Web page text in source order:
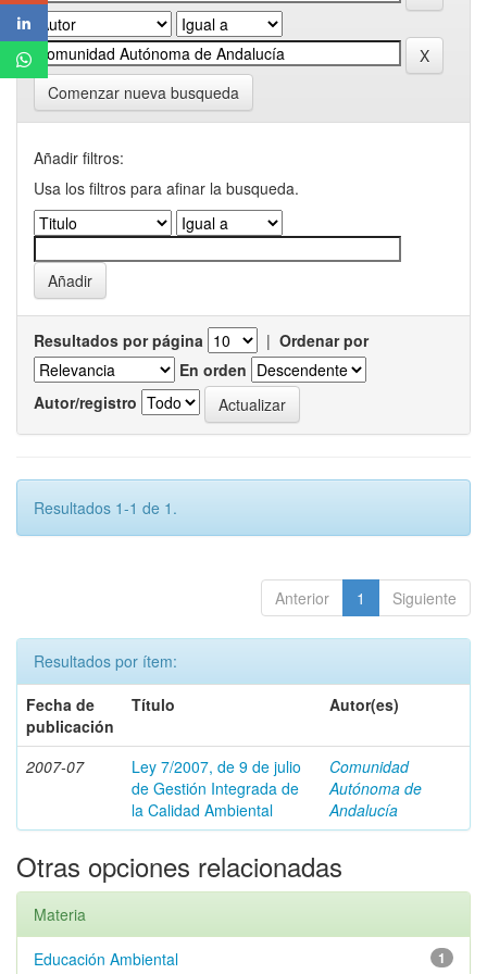
Comenzar nueva busqueda
Añadir filtros:
Usa los filtros para afinar la busqueda.
Resultados por página | Ordenar por
En orden
Autor/registro
Resultados 1-1 de 1.
Anterior 1 Siguiente
Resultados por ítem:
Fecha de
publicación
Título Autor(es)
2007-07
Ley 7/2007, de 9 de julio
de Gestión Integrada de
la Calidad Ambiental
Comunidad
Autónoma de
Andalucía
Otras opciones relacionadas
Materia
1
Educación Ambiental